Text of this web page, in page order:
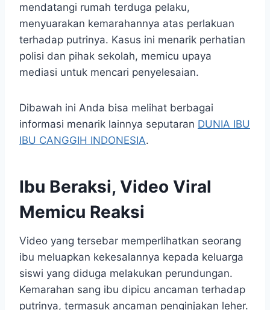
mendatangi rumah terduga pelaku,
menyuarakan kemarahannya atas perlakuan
terhadap putrinya. Kasus ini menarik perhatian
polisi dan pihak sekolah, memicu upaya
mediasi untuk mencari penyelesaian.
Dibawah ini Anda bisa melihat berbagai
informasi menarik lainnya seputaran DUNIA IBU
IBU CANGGIH INDONESIA.
Ibu Beraksi, Video Viral
Memicu Reaksi
Video yang tersebar memperlihatkan seorang
ibu meluapkan kekesalannya kepada keluarga
siswi yang diduga melakukan perundungan.
Kemarahan sang ibu dipicu ancaman terhadap
putrinya, termasuk ancaman penginjakan leher.